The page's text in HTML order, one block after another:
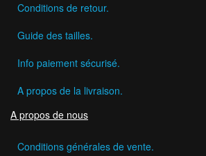
Conditions de retour.
Guide des tailles.
Info paiement sécurisé.
A propos de la livraison.
A propos de nous
Conditions générales de vente.